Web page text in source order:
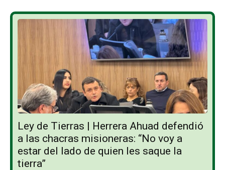
Ley de Tierras | Herrera Ahuad defendió
a las chacras misioneras: “No voy a
estar del lado de quien les saque la
tierra”